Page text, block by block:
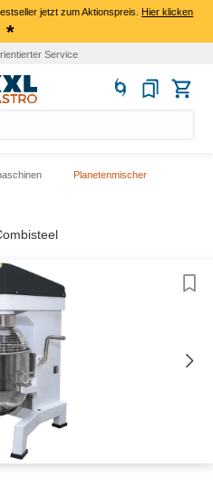
jetzt zum Aktionspreis.Hier klicken
*
Service
Planetenmischer